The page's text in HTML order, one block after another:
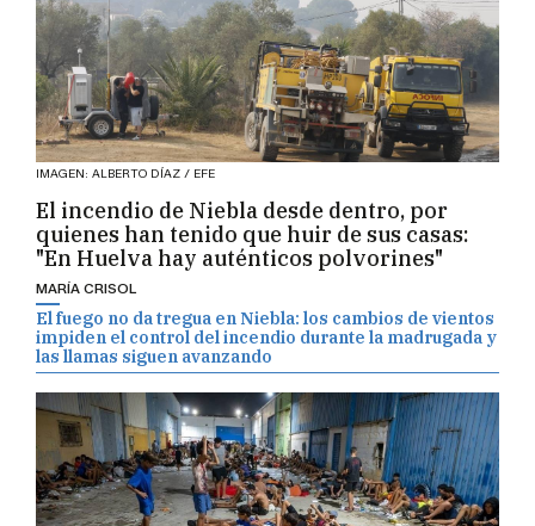
IMAGEN: ALBERTO DÍAZ / EFE
El incendio de Niebla desde dentro, por
quienes han tenido que huir de sus casas:
"En Huelva hay auténticos polvorines"
MARÍA CRISOL
El fuego no da tregua en Niebla: los cambios de vientos
impiden el control del incendio durante la madrugada y
las llamas siguen avanzando